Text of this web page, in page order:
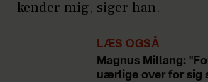
kender mig, siger han.
LÆS OGSÅ
Magnus Millang:
uærlige over for sig